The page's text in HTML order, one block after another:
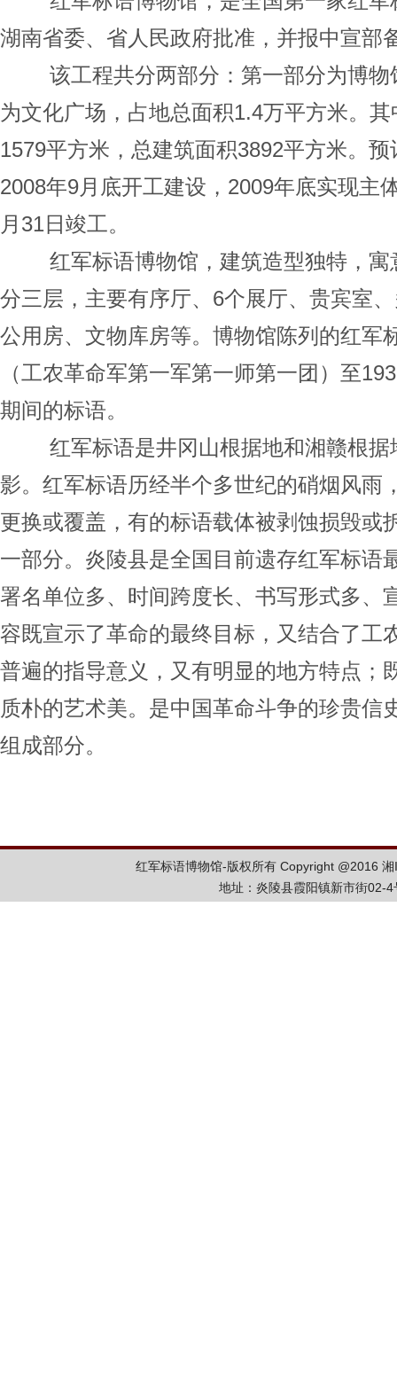
湖南省委、省人民政府批准，并报中宣部
该工程共分两部分：第一部分为博物
为文化广场，占地总面积1.4万平方米。
1579平方米，总建筑面积3892平方米。
2008年9月底开工建设，2009年底实现主
月31日竣工。
红军标语博物馆，建筑造型独特，寓
分三层，主要有序厅、6个展厅、贵宾室
公用房、文物库房等。博物馆陈列的红军
（工农革命军第一军第一师第一团）至
期间的标语。
红军标语是井冈山根据地和湘赣根据
影。红军标语历经半个多世纪的硝烟风雨
更换或覆盖，有的标语载体被剥蚀损毁或
一部分。炎陵县是全国目前遗存红军标语
署名单位多、时间跨度长、书写形式多、
容既宣示了革命的最终目标，又结合了工
普遍的指导意义，又有明显的地方特点；
质朴的艺术美。是中国革命斗争的珍贵信
组成部分。
红军标语博物馆-版权所有 Copyright @2016 湘
地址：炎陵县霞阳镇新市街